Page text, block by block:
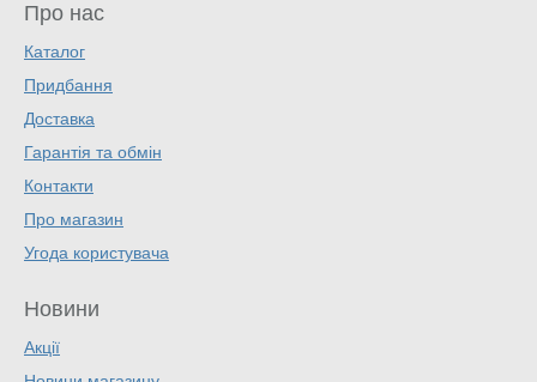
Про нас
Каталог
Придбання
Доставка
Гарантія та обмін
Контакти
Про магазин
Угода користувача
Новини
Акції